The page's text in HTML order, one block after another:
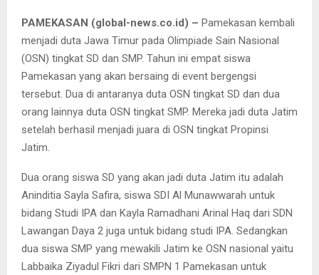
PAMEKASAN (global-news.co.id) – Pamekasan kembali
menjadi duta Jawa Timur pada Olimpiade Sain Nasional
(OSN) tingkat SD dan SMP. Tahun ini empat siswa
Pamekasan yang akan bersaing di event bergengsi
tersebut. Dua di antaranya duta OSN tingkat SD dan dua
orang lainnya duta OSN tingkat SMP. Mereka jadi duta Jatim
setelah berhasil menjadi juara di OSN tingkat Propinsi
Jatim.
Dua orang siswa SD yang akan jadi duta Jatim itu adalah
Aninditia Sayla Safira, siswa SDI Al Munawwarah untuk
bidang Studi IPA dan Kayla Ramadhani Arinal Haq dari SDN
Lawangan Daya 2 juga untuk bidang studi IPA. Sedangkan
dua siswa SMP yang mewakili Jatim ke OSN nasional yaitu
Labbaika Ziyadul Fikri dari SMPN 1 Pamekasan untuk